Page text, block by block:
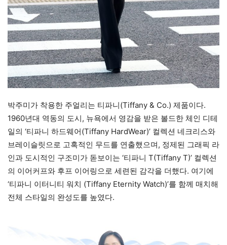
박주미가 착용한 주얼리는 티파니(Tiffany & Co.) 제품이다.
1960년대 역동의 도시, 뉴욕에서 영감을 받은 볼드한 체인 디테
일의 ‘티파니 하드웨어(Tiffany HardWear)’ 컬렉션 네크리스와
브레이슬릿으로 고혹적인 무드를 연출했으며, 정제된 그래픽 라
인과 도시적인 구조미가 돋보이는 ‘티파니 T(Tiffany T)’ 컬렉션
의 이어커프와 후프 이어링으로 세련된 감각을 더했다. 여기에
‘티파니 이터니티 워치 (Tiffany Eternity Watch)’를 함께 매치해
전체 스타일의 완성도를 높였다.